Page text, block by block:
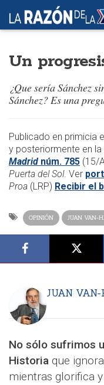
Un
¿Que sería Sánchez
Sánchez? Es una
​​Publicado en primicia
y posteriormente en la
Madrid núm. 785 (15/
Puerta del Sol. Ver
Proa (LRP) Recibir el
OPINIÓN JUAN VAN-
JUAN VAN-
No sólo sufrimos
Historia que
mientras glorifica